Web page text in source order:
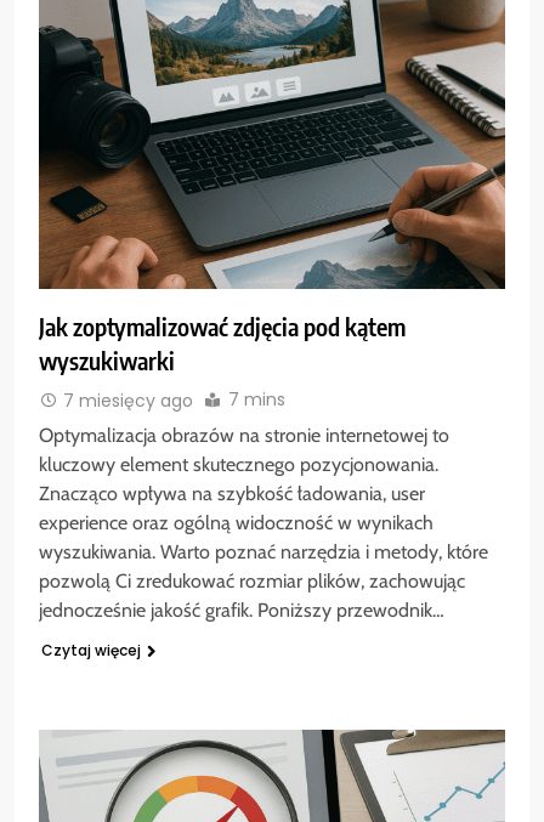
Jak zoptymalizować zdjęcia pod kątem
wyszukiwarki
7 miesięcy ago 7 mins
Optymalizacja obrazów na stronie internetowej to
kluczowy element skutecznego pozycjonowania.
Znacząco wpływa na szybkość ładowania, user
experience oraz ogólną widoczność w wynikach
wyszukiwania. Warto poznać narzędzia i metody, które
pozwolą Ci zredukować rozmiar plików, zachowując
jednocześnie jakość grafik. Poniższy przewodnik…
Czytaj więcej